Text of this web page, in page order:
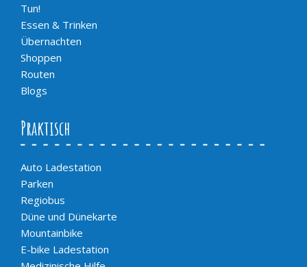
Tun!
Essen & Trinken
Übernachten
Shoppen
Routen
Blogs
Praktisch
Auto Ladestation
Parken
Regiobus
Düne und Dünekarte
Mountainbike
E-bike Ladestation